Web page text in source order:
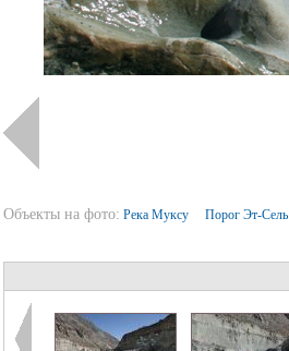
Объекты на фото: Река Муксу Порог Эт-Сель